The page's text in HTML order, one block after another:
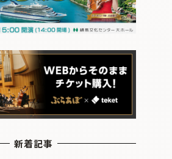
新着記事